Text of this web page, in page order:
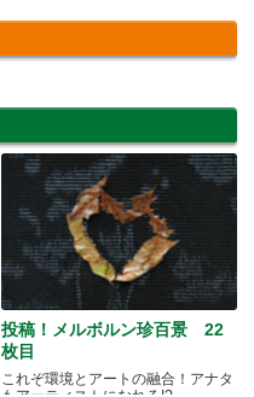
投稿！メルボルン珍百景 22
枚目
これぞ環境とアートの融合！アナタ